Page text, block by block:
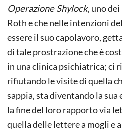
Operazione Shylock, uno
Roth e che nelle intenzioni
essere il suo capolavoro,
di tale prostrazione che è
in una clinica psichiatrica; ci
rifiutando le visite di quella
sappia, sta diventando la sua
la fine del loro rapporto via
quella delle lettere a mogli e